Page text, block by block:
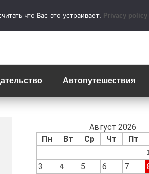
Автопутешествия
Август 2026
Пн
Вт Ср Чт Пт
3
4 5 6 7
что Вас это устраивает. Privacy policy